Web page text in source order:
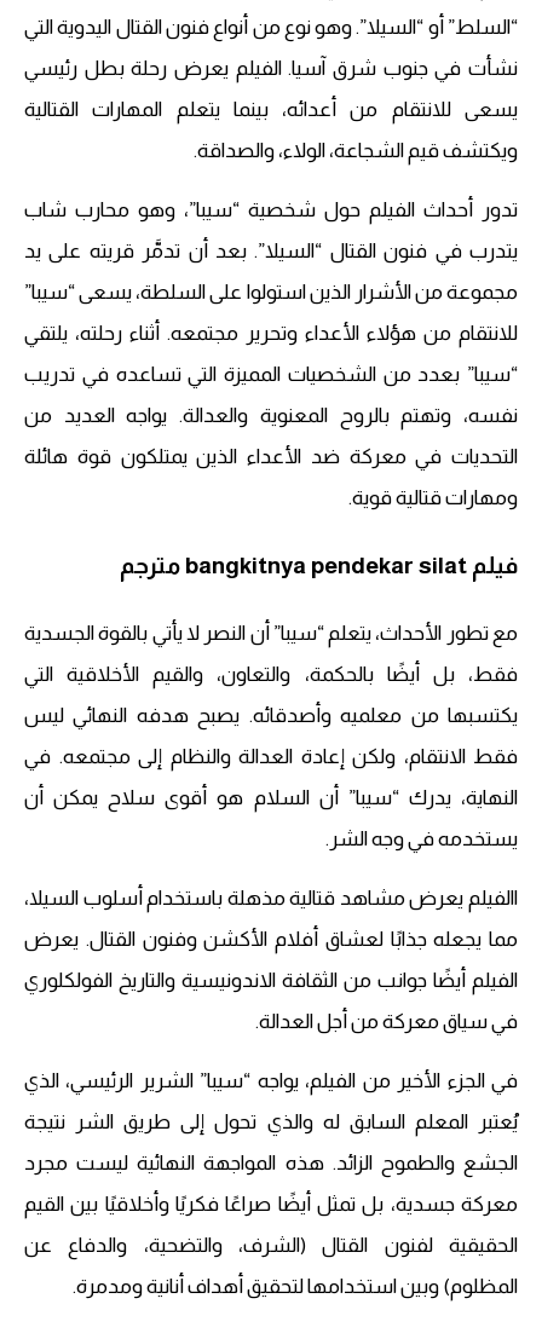
“السلط” أو “السيلا”. وهو نوع من أنواع فنون القتال اليدوية التي
نشأت في جنوب شرق آسيا. الفيلم يعرض رحلة بطل رئيسي
يسعى للانتقام من أعدائه، بينما يتعلم المهارات القتالية
ويكتشف قيم الشجاعة، الولاء، والصداقة.
تدور أحداث الفيلم حول شخصية “سيبا”، وهو محارب شاب
يتدرب في فنون القتال “السيلا”. بعد أن تدمَّر قريته على يد
مجموعة من الأشرار الذين استولوا على السلطة، يسعى “سيبا”
للانتقام من هؤلاء الأعداء وتحرير مجتمعه. أثناء رحلته، يلتقي
“سيبا” بعدد من الشخصيات المميزة التي تساعده في تدريب
نفسه، وتهتم بالروح المعنوية والعدالة. يواجه العديد من
التحديات في معركة ضد الأعداء الذين يمتلكون قوة هائلة
ومهارات قتالية قوية.
فيلم bangkitnya pendekar silat مترجم
مع تطور الأحداث، يتعلم “سيبا” أن النصر لا يأتي بالقوة الجسدية
فقط، بل أيضًا بالحكمة، والتعاون، والقيم الأخلاقية التي
يكتسبها من معلميه وأصدقائه. يصبح هدفه النهائي ليس
فقط الانتقام، ولكن إعادة العدالة والنظام إلى مجتمعه. في
النهاية، يدرك “سيبا” أن السلام هو أقوى سلاح يمكن أن
يستخدمه في وجه الشر.
االفيلم يعرض مشاهد قتالية مذهلة باستخدام أسلوب السيلا،
مما يجعله جذابًا لعشاق أفلام الأكشن وفنون القتال. يعرض
الفيلم أيضًا جوانب من الثقافة الاندونيسية والتاريخ الفولكلوري
في سياق معركة من أجل العدالة.
في الجزء الأخير من الفيلم، يواجه “سيبا” الشرير الرئيسي، الذي
يُعتبر المعلم السابق له والذي تحول إلى طريق الشر نتيجة
الجشع والطموح الزائد. هذه المواجهة النهائية ليست مجرد
معركة جسدية، بل تمثل أيضًا صراعًا فكريًا وأخلاقيًا بين القيم
الحقيقية لفنون القتال (الشرف، والتضحية، والدفاع عن
المظلوم) وبين استخدامها لتحقيق أهداف أنانية ومدمرة.